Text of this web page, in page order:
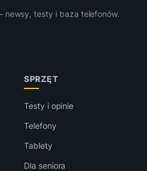
testy i baza telefonów.
SPRZĘT
Testy i opinie
Telefony
Tablety
Dla seniora